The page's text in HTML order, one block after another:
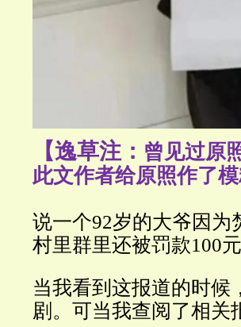
【逸草注： 曾见过原
此文作者给原照作了模
说一个92岁的大爷因为
村里群里还被罚款100元
当我看到这报道的时候
剧。可当我查阅了相关